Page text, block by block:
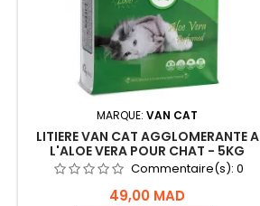
MARQUE: VAN CAT
LITIERE VAN CAT AGGLOMERANTE A
L'ALOE VERA POUR CHAT - 5KG
Commentaire(s): 0
49,00 MAD